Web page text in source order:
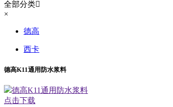
全部分类
×
德高
西卡
德高K11通用防水浆料
德高K11通用防水浆料
点击下载